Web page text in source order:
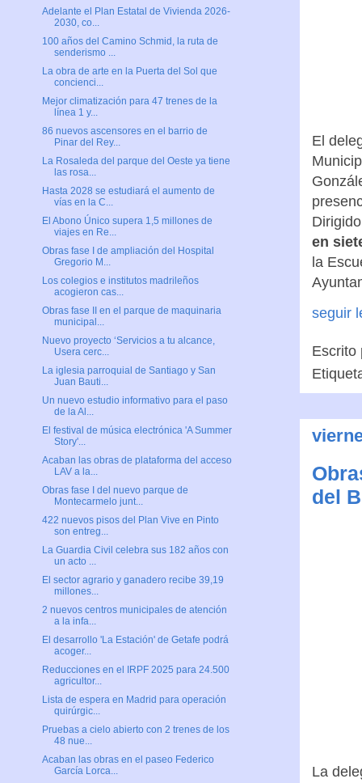
El
en
la
seguir
del
La
Adelante el Plan Estatal de Vivienda 2026-
2030, co...
100 años del Camino Schmid, la ruta de
senderismo ...
La obra de arte en la Puerta del Sol que
concienci...
Mejor climatización para 47 trenes de la
línea 1 y...
86 nuevos ascensores en el barrio de
Pinar del Rey...
La Rosaleda del parque del Oeste ya tiene
las rosa...
Hasta 2028 se estudiará el aumento de
vías en la C...
El Abono Único supera 1,5 millones de
viajes en Re...
Obras fase I de ampliación del Hospital
Gregorio M...
Los colegios e institutos madrileños
acogieron cas...
Obras fase II en el parque de maquinaria
municipal...
Nuevo proyecto ‘Servicios a tu alcance,
Usera cerc...
La iglesia parroquial de Santiago y San
Juan Bauti...
Un nuevo estudio informativo para el paso
de la Al...
El festival de música electrónica 'A Summer
Story'...
Acaban las obras de plataforma del acceso
LAV a la...
Obras fase I del nuevo parque de
Montecarmelo junt...
422 nuevos pisos del Plan Vive en Pinto
son entreg...
La Guardia Civil celebra sus 182 años con
un acto ...
El sector agrario y ganadero recibe 39,19
millones...
2 nuevos centros municipales de atención
a la infa...
El desarrollo 'La Estación' de Getafe podrá
acoger...
Reducciones en el IRPF 2025 para 24.500
agricultor...
Lista de espera en Madrid para operación
quirúrgic...
Pruebas a cielo abierto con 2 trenes de los
48 nue...
Acaban las obras en el paseo Federico
García Lorca...